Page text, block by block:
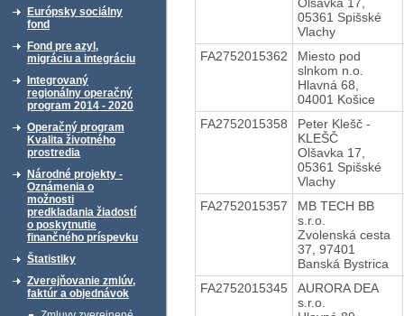
Európsky sociálny
fond
Fond pre azyl,
migráciu a integráciu
Integrovaný
regionálny operačný
program 2014 - 2020
Operačný program
Kvalita životného
prostredia
Národné projekty -
Oznámenia o
možnosti
predkladania žiadostí
o poskytnutie
finančného príspevku
Štatistiky
Zverejňovanie zmlúv,
faktúr a objednávok
05361 Spišské
Vlachy
FA2752015362
Miesto pod
slnkom n.o.
Hlavná 68,
04001 Košice
FA2752015358
Peter Klešč -
KLEŠČ
Olšavka 17,
05361 Spišské
Vlachy
FA2752015357
MB TECH BB
s.r.o.
Zvolenská cesta
37, 97401
Banská Bystrica
FA2752015345
AURORA DEA
s.r.o.